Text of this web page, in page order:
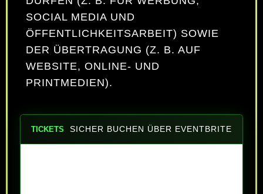
SOCIAL MEDIA UND
ÖFFENTLICHKEITSARBEIT) SOWIE
DER ÜBERTRAGUNG (Z. B. AUF
WEBSITE, ONLINE- UND
PRINTMEDIEN).
TICKETS SICHER BUCHEN ÜBER EVENTBRITE